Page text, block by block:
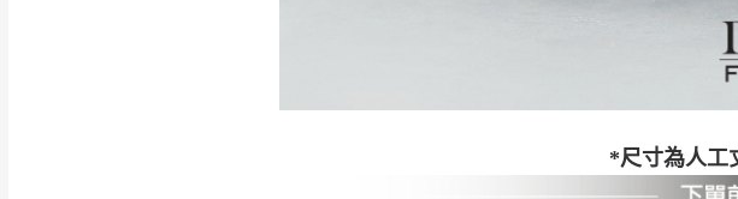
*尺寸為人工
台北市、新北市
彰化、南投、雲林、嘉義、台南
@dershin）
訂購前請確認商品尺寸，大型物件因為
為主。
非因本公司問題而需退換貨，請於收到
狀態與完整包裝。鑑賞期間若發生非本